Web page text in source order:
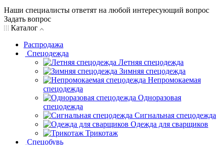
Наши специалисты ответят на любой интересующий вопрос
Задать вопрос
Каталог
Распродажа
Спецодежда
Летняя спецодежда
Зимняя спецодежда
Непромокаемая
спецодежда
Одноразовая
спецодежда
Сигнальная спецодежда
Одежда для сварщиков
Трикотаж
Спецобувь